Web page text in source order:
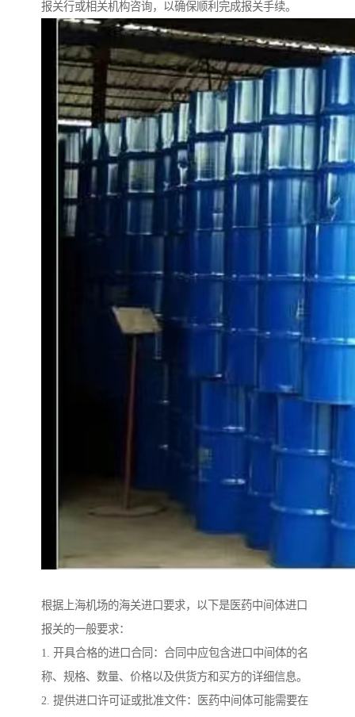
报关行或相关机构咨询，以确保顺利完成报关手续。
根据上海机场的海关进口要求，以下是医药中间体进口
报关的一般要求：
1. 开具合格的进口合同：合同中应包含进口中间体的名
称、规格、数量、价格以及供货方和买方的详细信息。
2. 提供进口许可证或批准文件：医药中间体可能需要在